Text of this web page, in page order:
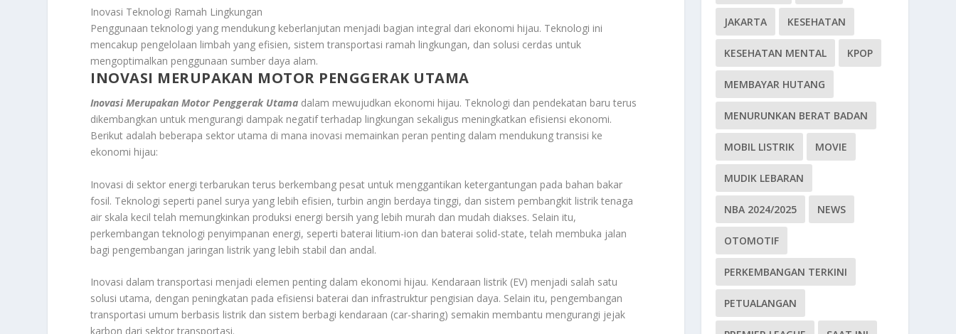
Inovasi Teknologi Ramah Lingkungan
Penggunaan teknologi yang mendukung keberlanjutan menjadi bagian integral dari ekonomi hijau. Teknologi ini
mencakup pengelolaan limbah yang efisien, sistem transportasi ramah lingkungan, dan solusi cerdas untuk
mengoptimalkan penggunaan sumber daya alam.
INOVASI MERUPAKAN MOTOR PENGGERAK UTAMA
Inovasi Merupakan Motor Penggerak Utama dalam mewujudkan ekonomi hijau. Teknologi dan pendekatan baru terus
dikembangkan untuk mengurangi dampak negatif terhadap lingkungan sekaligus meningkatkan efisiensi ekonomi.
Berikut adalah beberapa sektor utama di mana inovasi memainkan peran penting dalam mendukung transisi ke
ekonomi hijau:
Inovasi di sektor energi terbarukan terus berkembang pesat untuk menggantikan ketergantungan pada bahan bakar
fosil. Teknologi seperti panel surya yang lebih efisien, turbin angin berdaya tinggi, dan sistem pembangkit listrik tenaga
air skala kecil telah memungkinkan produksi energi bersih yang lebih murah dan mudah diakses. Selain itu,
perkembangan teknologi penyimpanan energi, seperti baterai litium-ion dan baterai solid-state, telah membuka jalan
bagi pengembangan jaringan listrik yang lebih stabil dan andal.
Inovasi dalam transportasi menjadi elemen penting dalam ekonomi hijau. Kendaraan listrik (EV) menjadi salah satu
solusi utama, dengan peningkatan pada efisiensi baterai dan infrastruktur pengisian daya. Selain itu, pengembangan
transportasi umum berbasis listrik dan sistem berbagi kendaraan (car-sharing) semakin membantu mengurangi jejak
karbon dari sektor transportasi.
JAKARTA KESEHATAN
KESEHATAN MENTAL KPOP
MEMBAYAR HUTANG
MENURUNKAN BERAT BADAN
MOBIL LISTRIK MOVIE
MUDIK LEBARAN
NBA 2024/2025 NEWS
OTOMOTIF
PERKEMBANGAN TERKINI
PETUALANGAN